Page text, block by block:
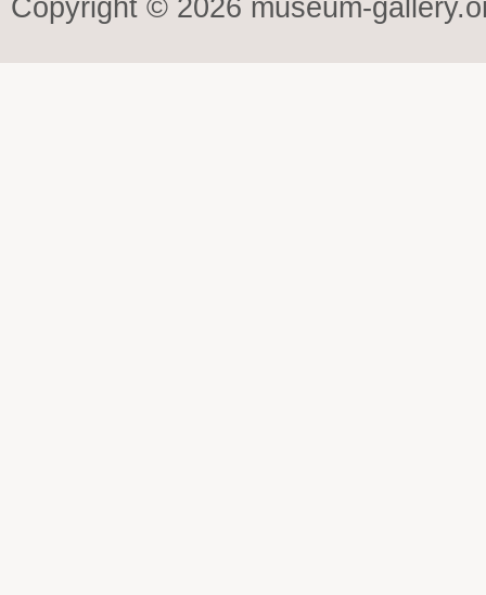
Copyright © 2026 museum-